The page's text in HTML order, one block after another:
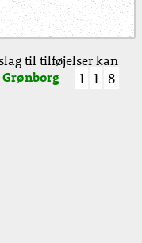
til tilføjelser kan
1 1 8